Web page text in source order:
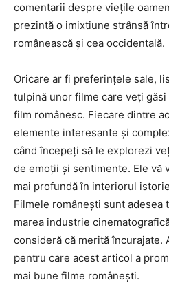
comentarii despre viețile
prezintă o imixtiune strânsă
românească și cea occidentală.
Oricare ar fi preferințele sale,
tulpină unor filme care veți
film românesc. Fiecare dintre
elemente interesante și
când începeți să le explorezi
de emoții și sentimente. Ele vă
mai profundă în interiorul
Filmele românești sunt adesea
marea industrie
consideră că merită încurajate.
pentru care acest articol a
mai bune filme românești.